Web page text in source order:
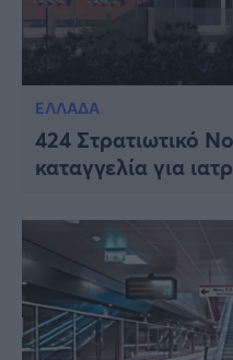
ΕΛΛΑΔΑ
424 Στρατιωτικό
καταγγελία για